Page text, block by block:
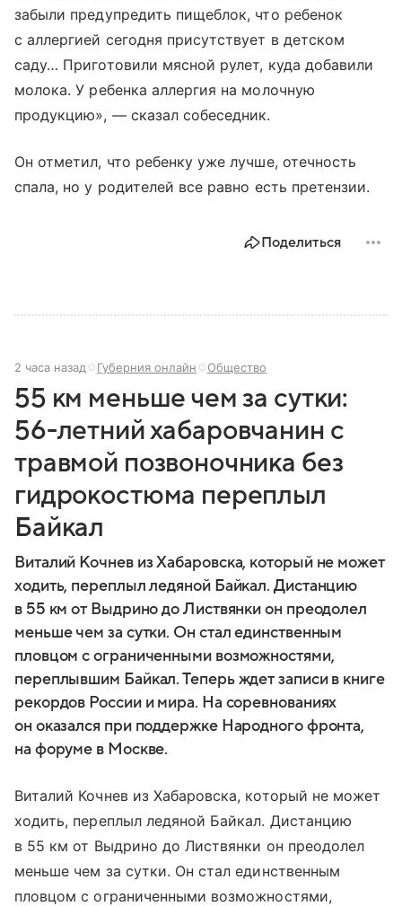
забыли предупредить пищеблок, что ребенок
с аллергией сегодня присутствует в детском
саду… Приготовили мясной рулет, куда добавили
молока. У ребенка аллергия на молочную
продукцию», — сказал собеседник.
Он отметил, что ребенку уже лучше, отечность
спала, но у родителей все равно есть претензии.
Поделиться
2 часа назад Губерния онлайн Общество
55 км меньше чем за сутки:
56-летний хабаровчанин с
травмой позвоночника без
гидрокостюма переплыл
Байкал
Виталий Кочнев из Хабаровска, который не может
ходить, переплыл ледяной Байкал. Дистанцию
в 55 км от Выдрино до Листвянки он преодолел
меньше чем за сутки. Он стал единственным
пловцом с ограниченными возможностями,
переплывшим Байкал. Теперь ждет записи в книге
рекордов России и мира. На соревнованиях
он оказался при поддержке Народного фронта,
на форуме в Москве.
Виталий Кочнев из Хабаровска, который не может
ходить, переплыл ледяной Байкал. Дистанцию
в 55 км от Выдрино до Листвянки он преодолел
меньше чем за сутки. Он стал единственным
пловцом с ограниченными возможностями,